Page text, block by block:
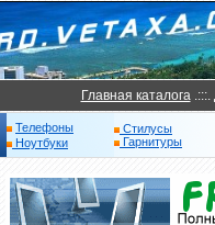
Главная каталога.:::.
Телефоны
Ноутбуки
Стилусы
Гарнитуры